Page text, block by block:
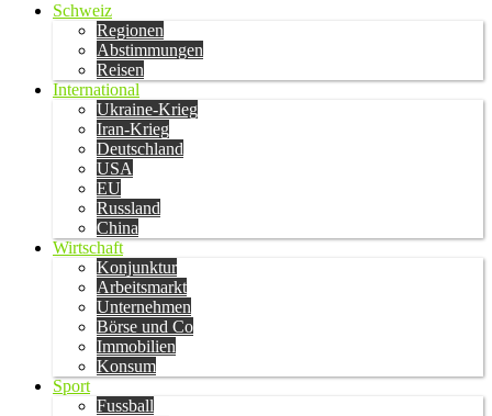
Schweiz
Regionen
Abstimmungen
Reisen
International
Ukraine-Krieg
Iran-Krieg
Deutschland
USA
EU
Russland
China
Wirtschaft
Konjunktur
Arbeitsmarkt
Unternehmen
Börse und Co
Immobilien
Konsum
Sport
Fussball